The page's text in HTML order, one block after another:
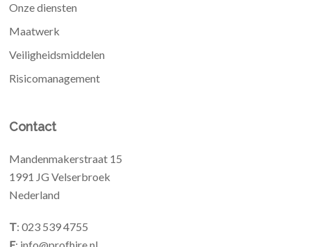
Onze diensten
Maatwerk
Veiligheidsmiddelen
Risicomanagement
Contact
Mandenmakerstraat 15
1991 JG Velserbroek
Nederland
T: 023 539 4755